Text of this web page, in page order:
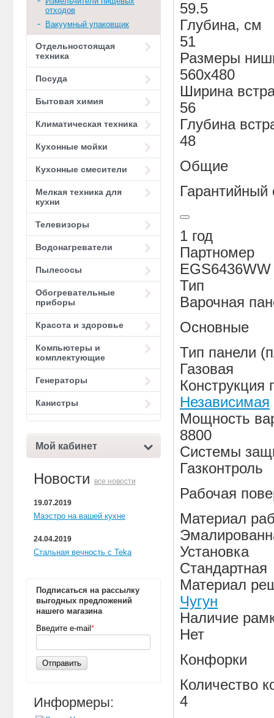
отходов
Вакуумный упаковщик
Отдельностоящая
техника
Посуда
Бытовая химия
Климатическая техника
Кухонные мойки
Кухонные смесители
Мелкая техника для
кухни
Телевизоры
Водонагреватели
Пылесосы
Обогревательные
приборы
Красота и здоровье
Компьютеры и
комплектующие
Генераторы
Канистры
Мой кабинет
Новости все новости
19.07.2019
Маэстро на вашей кухне
24.04.2019
Стальная вечность с Teka
Подписаться на рассылку
выгодных предложений
нашего магазина
Введите e-mail *
Отправить
Информеры:
59.5
Глубина, см
51
Размеры
560x480
Ширина
56
Глубина
48
Общие
Гарантийный
1 год
Партномер
EGS6436WW
Тип
Варочная
Основные
Тип панели
Газовая
Конструкция
Независимая
Мощность
8800
Системы
Газконтроль
Рабочая
Материал
Установка
Стандартная
Материал
Чугун
Наличие
Нет
Конфорки
Количество
4